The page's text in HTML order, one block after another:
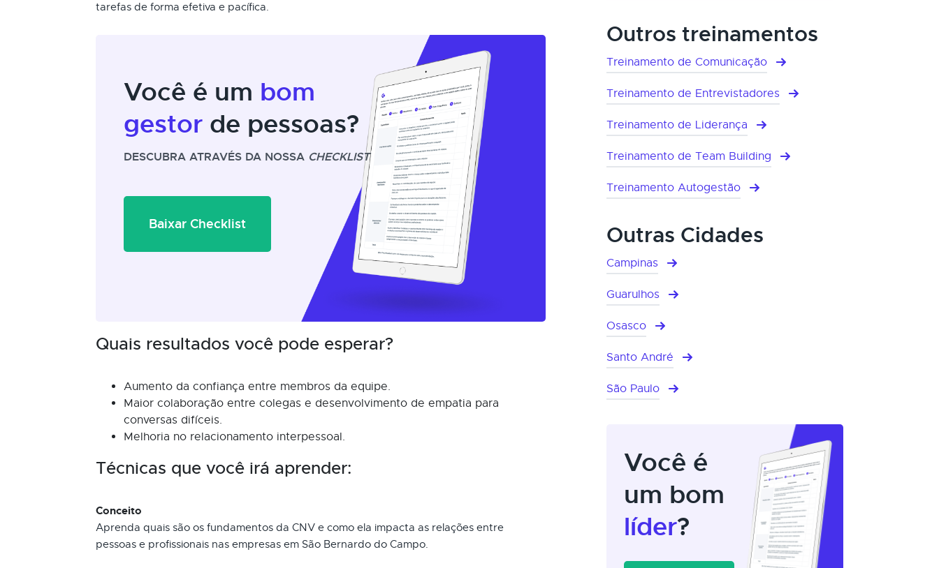
tarefas de forma efetiva e pacífica.
Você é um bom
gestor de pessoas?
DESCUBRA ATRAVÉS DA NOSSA CHECKLIST
Baixar Checklist
Quais resultados você pode esperar?
Aumento da confiança entre membros da equipe.
Maior colaboração entre colegas e desenvolvimento de empatia para
conversas difíceis.
Melhoria no relacionamento interpessoal.
Técnicas que você irá aprender:
Conceito
Aprenda quais são os fundamentos da CNV e como ela impacta as relações entre
pessoas e profissionais nas empresas em São Bernardo do Campo.
Outros treinamentos
Treinamento de Comunicação
Treinamento de Entrevistadores
Treinamento de Liderança
Treinamento de Team Building
Treinamento Autogestão
Outras Cidades
Campinas
Guarulhos
Osasco
Santo André
São Paulo
Você é
um bom
líder?